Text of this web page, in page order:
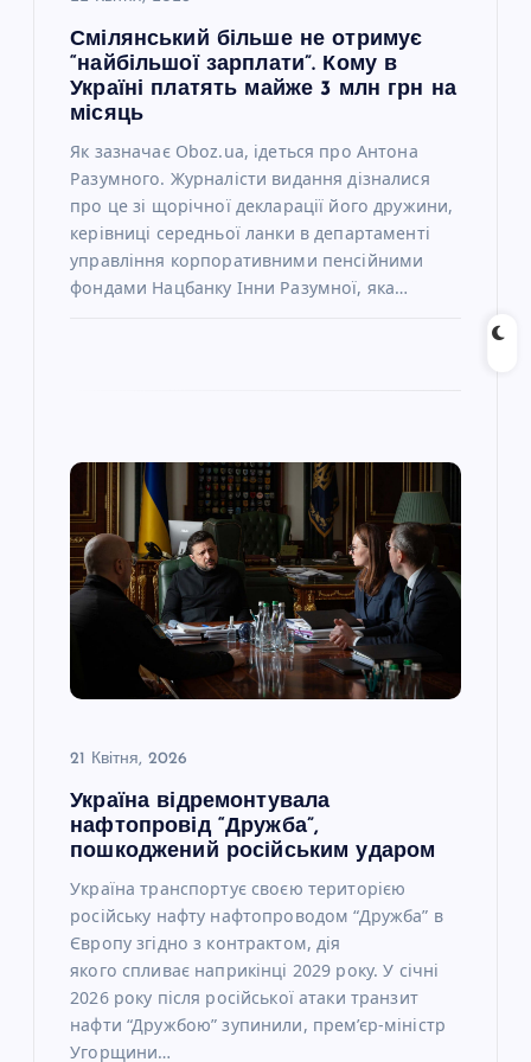
Смілянський більше не отримує
“найбільшої зарплати”. Кому в
Україні платять майже 3 млн грн на
місяць
Як зазначає Oboz.ua, ідеться про Антона
Разумного. Журналісти видання дізналися
про це зі щорічної декларації його дружини,
керівниці середньої ланки в департаменті
управління корпоративними пенсійними
фондами Нацбанку Інни Разумної, яка…
21 Квітня, 2026
Україна відремонтувала
нафтопровід “Дружба”,
пошкоджений російським ударом
Україна транспортує своєю територією
російську нафту нафтопроводом “Дружба” в
Європу згідно з контрактом, дія
якого спливає наприкінці 2029 року. У січні
2026 року після російської атаки транзит
нафти “Дружбою” зупинили, прем’єр-міністр
Угорщини…